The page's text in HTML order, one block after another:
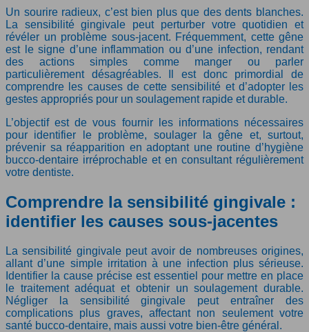
Un sourire radieux, c’est bien plus que des dents blanches.
La sensibilité gingivale peut perturber votre quotidien et
révéler un problème sous-jacent. Fréquemment, cette gêne
est le signe d’une inflammation ou d’une infection, rendant
des actions simples comme manger ou parler
particulièrement désagréables. Il est donc primordial de
comprendre les causes de cette sensibilité et d’adopter les
gestes appropriés pour un soulagement rapide et durable.
L’objectif est de vous fournir les informations nécessaires
pour identifier le problème, soulager la gêne et, surtout,
prévenir sa réapparition en adoptant une routine d’hygiène
bucco-dentaire irréprochable et en consultant régulièrement
votre dentiste.
Comprendre la sensibilité gingivale :
identifier les causes sous-jacentes
La sensibilité gingivale peut avoir de nombreuses origines,
allant d’une simple irritation à une infection plus sérieuse.
Identifier la cause précise est essentiel pour mettre en place
le traitement adéquat et obtenir un soulagement durable.
Négliger la sensibilité gingivale peut entraîner des
complications plus graves, affectant non seulement votre
santé bucco-dentaire, mais aussi votre bien-être général.